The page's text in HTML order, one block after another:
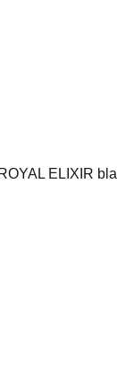
ELIXIR